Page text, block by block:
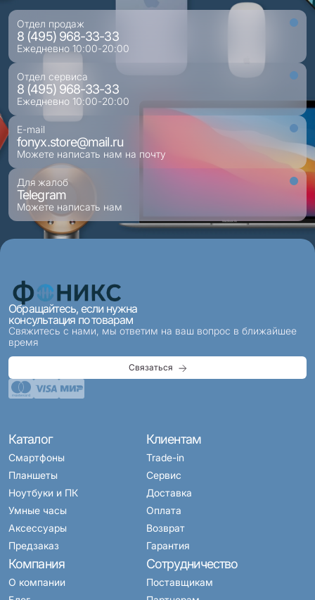
Отдел продаж
8 (495) 968-33-33
Ежедневно 10:00-20:00
Отдел сервиса
8 (495) 968-33-33
Ежедневно 10:00-20:00
E-mail
fonyx.store@mail.ru
Можете написать нам на почту
Для жалоб
Telegram
Можете написать нам
Обращайтесь, если нужна
консультация по товарам
Свяжитесь с нами, мы ответим на ваш вопрос в ближайшее
время
Связаться
Каталог
Смартфоны
Планшеты
Ноутбуки и ПК
Умные часы
Аксессуары
Предзаказ
Клиентам
Trade-in
Сервис
Доставка
Оплата
Возврат
Гарантия
Компания
О компании
Сотрудничество
Поставщикам